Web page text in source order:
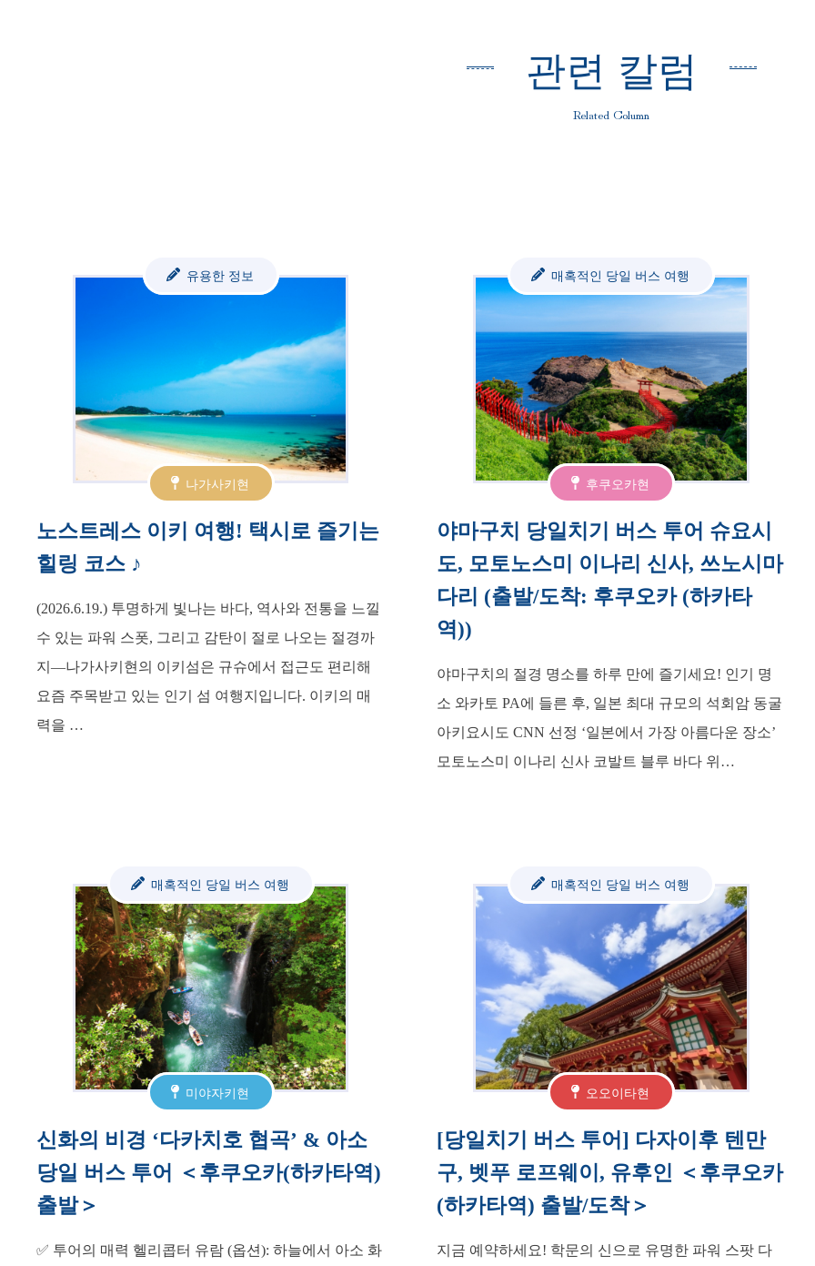
관련 칼럼
Related Column
나가사키현
유용한 정보
노스트레스 이키 여행! 택시로 즐기는
힐링 코스 ♪
(2026.6.19.) 투명하게 빛나는 바다, 역사와 전통을 느낄
수 있는 파워 스폿, 그리고 감탄이 절로 나오는 절경까
지—나가사키현의 이키섬은 규슈에서 접근도 편리해
요즘 주목받고 있는 인기 섬 여행지입니다. 이키의 매
력을 …
후쿠오카현
매혹적인 당일 버스 여행
야마구치 당일치기 버스 투어 슈요시
도, 모토노스미 이나리 신사, 쓰노시마
다리 (출발/도착: 후쿠오카 (하카타
역))
야마구치의 절경 명소를 하루 만에 즐기세요! 인기 명
소 와카토 PA에 들른 후, 일본 최대 규모의 석회암 동굴
아키요시도 CNN 선정 ‘일본에서 가장 아름다운 장소’
모토노스미 이나리 신사 코발트 블루 바다 위…
미야자키현
매혹적인 당일 버스 여행
신화의 비경 ‘다카치호 협곡’ & 아소
당일 버스 투어 ＜후쿠오카(하카타역)
출발＞
✅ 투어의 매력 헬리콥터 유람 (옵션): 하늘에서 아소 화
오오이타현
매혹적인 당일 버스 여행
[당일치기 버스 투어] 다자이후 텐만
구, 벳푸 로프웨이, 유후인 ＜후쿠오카
(하카타역) 출발/도착＞
지금 예약하세요! 학문의 신으로 유명한 파워 스팟 다